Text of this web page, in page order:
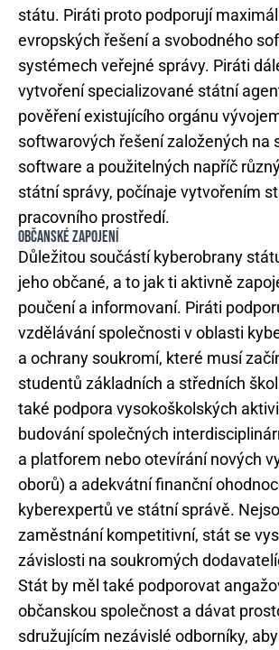
státu. Piráti proto podporují
evropských řešení a svobodného
systémech veřejné správy. Piráti
vytvoření specializované státní
pověření existujícího orgánu
softwarových řešení založených na
software a použitelných napříč
státní správy, počínaje vytvořením
pracovního prostředí.
OBČANSKÉ ZAPOJENÍ
Důležitou součástí kyberobrany
jeho občané, a to jak ti aktivně
poučení a informovaní. Piráti
vzdělávání společnosti v oblasti
a ochrany soukromí, které musí
studentů základních a středních
také podpora vysokoškolských
budování společných
a platforem nebo otevírání nových
oborů) a adekvátní finanční
kyberexpertů ve státní správě.
zaměstnání kompetitivní, stát se
závislosti na soukromých
Stát by měl také podporovat
občanskou společnost a dávat
sdružujícím nezávislé odborníky,